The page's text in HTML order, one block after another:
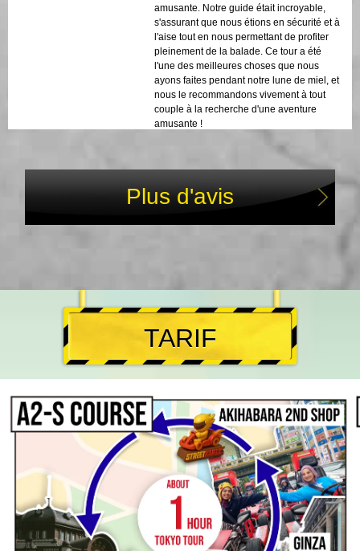
amusante. Notre guide était incroyable,
s'assurant que nous étions en sécurité et à
l'aise tout en nous permettant de profiter
pleinement de la balade. Ce tour a été
l'une des meilleures choses que nous
ayons faites pendant notre lune de miel, et
nous le recommandons vivement à tout
couple à la recherche d'une aventure
amusante !
Plus d'avis
TARIF